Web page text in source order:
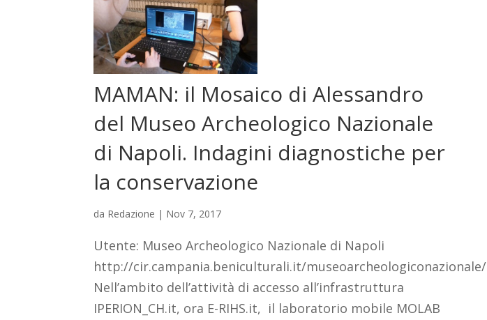
MAMAN: il Mosaico di Alessandro
del Museo Archeologico Nazionale
di Napoli. Indagini diagnostiche per
la conservazione
da Redazione | Nov 7, 2017
Utente: Museo Archeologico Nazionale di Napoli
http://cir.campania.beniculturali.it/museoarcheologiconazionale/
Nell’ambito dell’attività di accesso all’infrastruttura
IPERION_CH.it, ora E-RIHS.it, il laboratorio mobile MOLAB